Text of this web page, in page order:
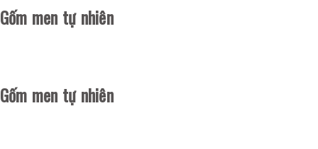
Gốm men tự nhiên
Gốm men tự nhiên